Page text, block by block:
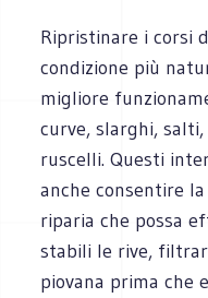
Ripristinare i corsi
condizione più
migliore
curve, slarghi,
ruscelli. Questi
anche consentire
riparia che possa
stabili le rive,
piovana prima che